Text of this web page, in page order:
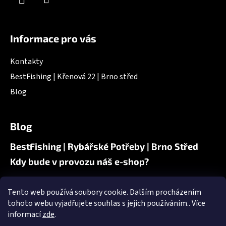
Tento web používá soubory cookie. Dalším procházením
tohoto webu vyjadřujete souhlas s jejich používáním.. Více
informacízde.
Informace pro vás
Kontakty
BestFishing | Křenová 22 | Brno střed
Blog
Blog
BestFishing | Rybářské Potřeby | Brno Střed
Kdy bude v provozu náš e-shop?
Nákupní košík